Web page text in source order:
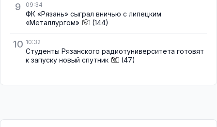
9 09:34
ФК «Рязань» сыграл вничью с липецким
«Металлургом»
(144)
10 10:32
Студенты Рязанского радиотуниверситета готовят
к запуску новый спутник
(47)